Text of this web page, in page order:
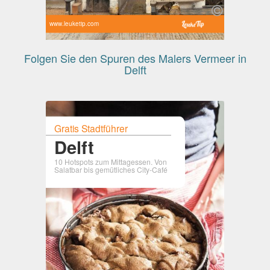
www.leuketip.com
Folgen Sie den Spuren des Malers Vermeer in
Delft
Gratis Stadtführer
Delft
10 Hotspots zum Mittagessen. Von
Salatbar bis gemütliches City-Café